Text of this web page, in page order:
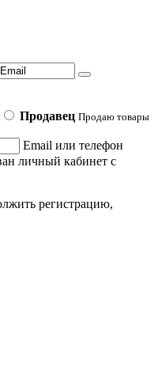
Продавец Продаю товары
Email или телефон
личный кабинет с
регистрацию,